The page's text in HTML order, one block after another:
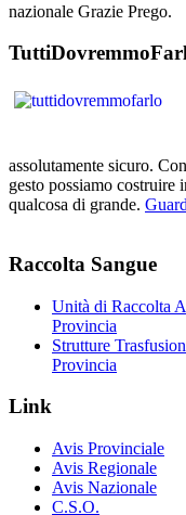
nazionale Grazie Prego.
assolutamente sicuro.
gesto possiamo costruire
qualcosa di grande.
Raccolta Sangue
Unità di Raccolta
Provincia
Strutture
Provincia
Link
Avis Provinciale
Avis Regionale
Avis Nazionale
C.S.O.